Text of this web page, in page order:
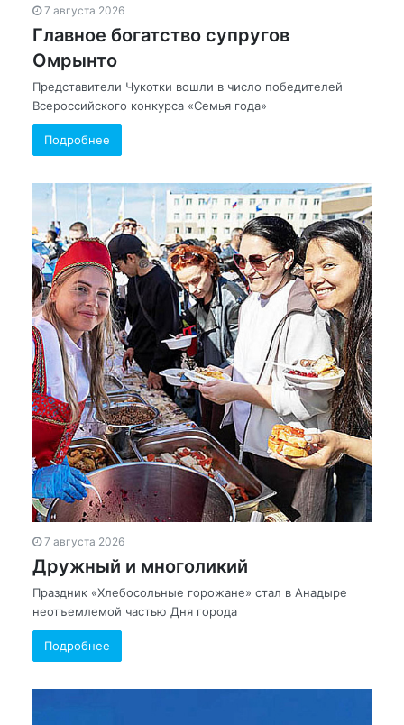
7 августа 2026
Главное богатство супругов
Омрынто
Представители Чукотки вошли в число победителей
Всероссийского конкурса «Семья года»
Подробнее
7 августа 2026
Дружный и многоликий
Праздник «Хлебосольные горожане» стал в Анадыре
неотъемлемой частью Дня города
Подробнее